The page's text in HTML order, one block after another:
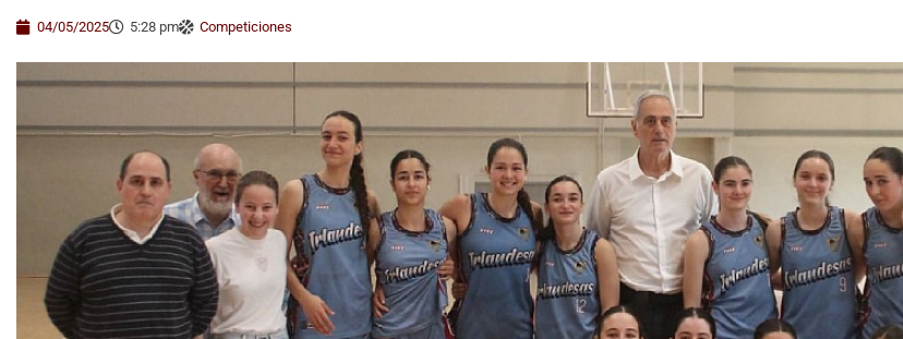
04/05/2025 5:28 pm Competiciones